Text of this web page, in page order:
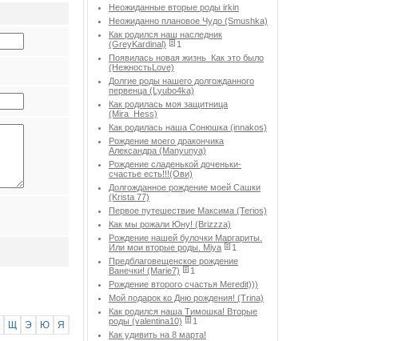
Щ Э Ю Я
Неожиданные вторые роды irkin
Неожиданно плановое Чудо (Smushka)
Как родился наш наследник
(GreyKardinal)
1
Появилась новая жизнь_Как это было
(НежностьLove)
Долгие роды нашего долгожданного
первенца (Lyubo4ka)
Как родилась моя защитница
(Mira_Hess)
Как родилась наша Сонюшка (innakos)
Рождение моего дракончика
Александра (Manyunya)
Рождение сладенькой доченьки-
счастье есть!!!(Ови)
Долгожданное рождение моей Сашки
(Krista 77)
Первое путешествие Максима (Terios)
Как мы рожали Юну! (Brizzza)
Рождение нашей булочки Маргариты.
Или мои вторые роды. Miya
1
Предблаговещенское рождение
Ванечки! (Marie7)
1
Рождение второго счастья Meredit)))
Мой подарок ко Дню рождения! (Trina)
Как родился наша Тимошка! Вторые
роды (valentina10)
1
Как удивить на 8 марта!